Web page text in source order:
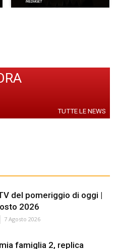
TUTTE LE NEWS
del pomeriggio di oggi |
2026
7 Agosto 2026
famiglia 2, replica